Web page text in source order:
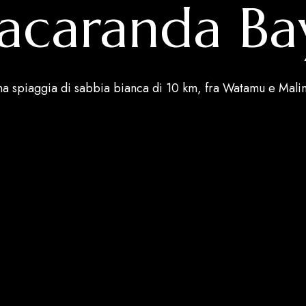
spiaggia di sabbia bianca di 10 km, fra Watamu e